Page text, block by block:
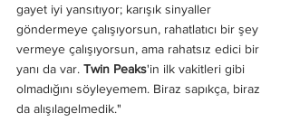
gayet iyi yansıtıyor; karışık sinyaller
göndermeye çalışıyorsun, rahatlatıcı bir şey
vermeye çalışıyorsun, ama rahatsız edici bir
yanı da var. Twin Peaks'in ilk vakitleri gibi
olmadığını söyleyemem. Biraz sapıkça, biraz
da alışılagelmedik."